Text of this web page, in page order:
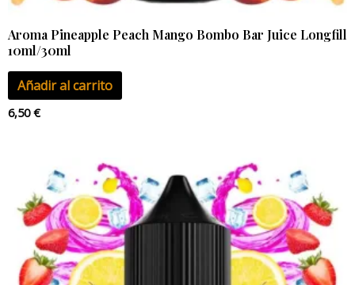
Aroma Pineapple Peach Mango Bombo Bar Juice Longfill
10ml/30ml
Añadir al carrito
6,50€